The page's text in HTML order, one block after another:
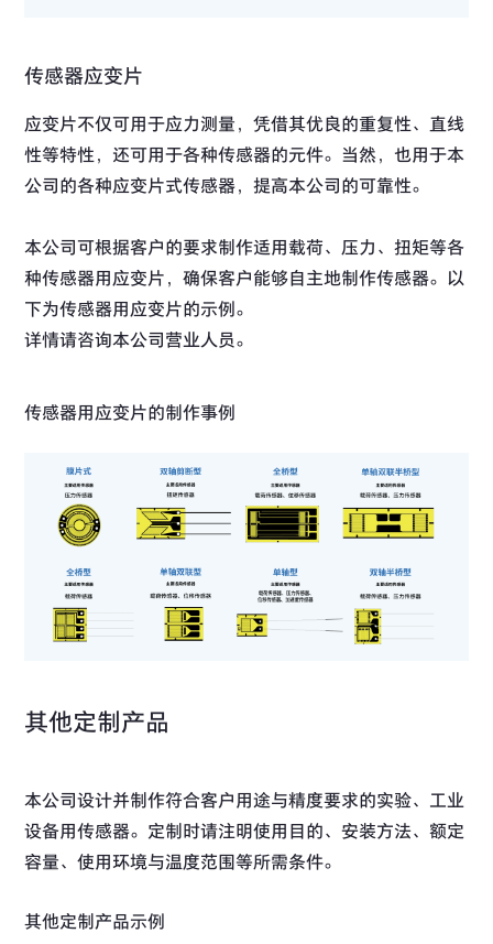
传感器应变片
应变片不仅可用于应力测量，凭借其优良的重复性、直线
性等特性，还可用于各种传感器的元件。当然，也用于本
公司的各种应变片式传感器，提高本公司的可靠性。
本公司可根据客户的要求制作适用载荷、压力、扭矩等各
种传感器用应变片，确保客户能够自主地制作传感器。以
下为传感器用应变片的示例。
详情请咨询本公司营业人员。
传感器用应变片的制作事例
其他定制产品
本公司设计并制作符合客户用途与精度要求的实验、工业
设备用传感器。定制时请注明使用目的、安装方法、额定
容量、使用环境与温度范围等所需条件。
其他定制产品示例